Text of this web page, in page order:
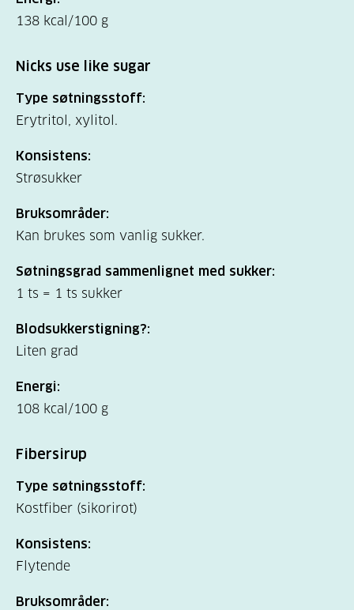
138 kcal/100 g
Nicks use like sugar
Type søtningsstoff:
Erytritol, xylitol.
Konsistens:
Strøsukker
Bruksområder:
Kan brukes som vanlig sukker.
Søtningsgrad sammenlignet med sukker:
1 ts = 1 ts sukker
Blodsukkerstigning?:
Liten grad
Energi:
108 kcal/100 g
Fibersirup
Type søtningsstoff:
Kostfiber (sikorirot)
Konsistens:
Flytende
Bruksområder: